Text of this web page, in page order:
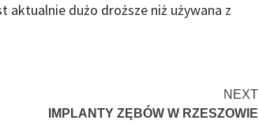
dużo droższe niż używana z
NEXT
IMPLANTY ZĘBÓW W RZESZOWIE